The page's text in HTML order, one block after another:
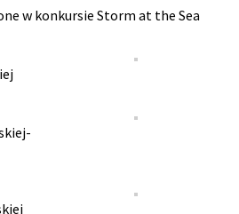
w konkursie Storm at the Sea